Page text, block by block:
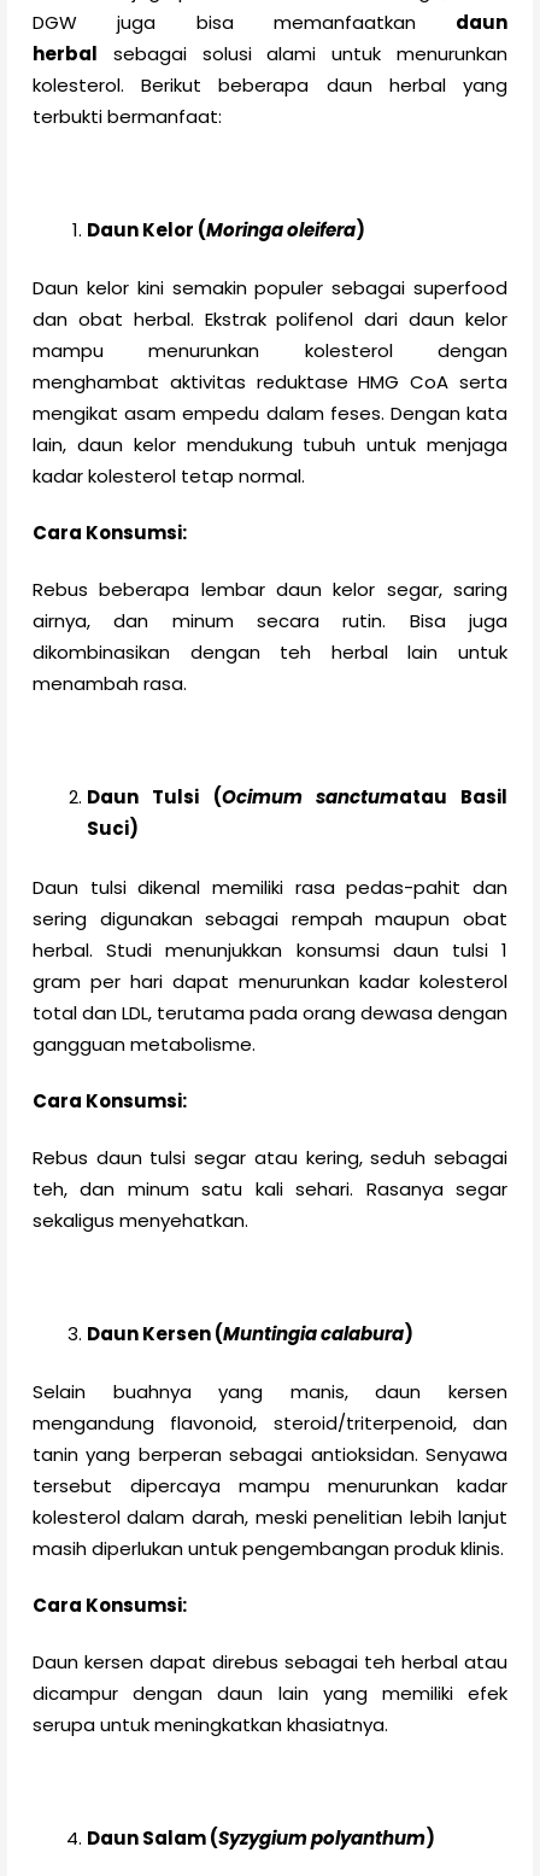
DGW juga bisa memanfaatkan daun
herbal sebagai solusi alami untuk menurunkan
kolesterol. Berikut beberapa daun herbal yang
terbukti bermanfaat:
Daun Kelor (Moringa oleifera)
Daun kelor kini semakin populer sebagai superfood
dan obat herbal. Ekstrak polifenol dari daun kelor
mampu menurunkan kolesterol dengan
menghambat aktivitas reduktase HMG CoA serta
mengikat asam empedu dalam feses. Dengan kata
lain, daun kelor mendukung tubuh untuk menjaga
kadar kolesterol tetap normal.
Cara Konsumsi:
Rebus beberapa lembar daun kelor segar, saring
airnya, dan minum secara rutin. Bisa juga
dikombinasikan dengan teh herbal lain untuk
menambah rasa.
Daun Tulsi (Ocimum sanctumatau Basil
Suci)
Daun tulsi dikenal memiliki rasa pedas-pahit dan
sering digunakan sebagai rempah maupun obat
herbal. Studi menunjukkan konsumsi daun tulsi 1
gram per hari dapat menurunkan kadar kolesterol
total dan LDL, terutama pada orang dewasa dengan
gangguan metabolisme.
Cara Konsumsi:
Rebus daun tulsi segar atau kering, seduh sebagai
teh, dan minum satu kali sehari. Rasanya segar
sekaligus menyehatkan.
Daun Kersen (Muntingia calabura)
Selain buahnya yang manis, daun kersen
mengandung flavonoid, steroid/triterpenoid, dan
tanin yang berperan sebagai antioksidan. Senyawa
tersebut dipercaya mampu menurunkan kadar
kolesterol dalam darah, meski penelitian lebih lanjut
masih diperlukan untuk pengembangan produk klinis.
Cara Konsumsi:
Daun kersen dapat direbus sebagai teh herbal atau
dicampur dengan daun lain yang memiliki efek
serupa untuk meningkatkan khasiatnya.
Daun Salam (Syzygium polyanthum)